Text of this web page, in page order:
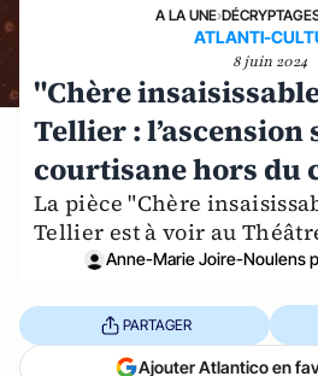
A LA UNE›
ATLANTI-
8 juin 2024
"Chère
Tellier : l’ascension
courtisane hors du
La pièce "Chère
Tellier est à voir au
Anne-Marie Joire-Noulens
PARTAGER
Ajouter Atlantico en